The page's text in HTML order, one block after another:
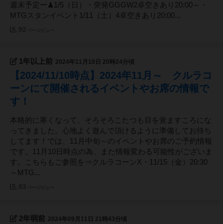
週末予定ー♟1/5（日）・突発GGGW2卓空きあり20:00～・
MTGスタンイベント1/11（土）4卓空きあり20:00...
1年以上前 2024年11月10日 20時24分頃
【2024/11/10時点】2024年11月～ クルラコ
ーンにて開催されるイベントやお席の情報で
す！
本格的に寒くなって、そろそろこたつも目を覚ますころにな
ってきました。心地よく遊んで頂けるように準備してお待ち
してます！では、11月中旬～のイベントやお席のご予約情報
です。11月10日時点の為、また情報変わる可能性がございま
す。こちらもご参照を⇒クルラコーンX・11/15（金）20:30
～MTG...
2年弱前 2024年09月11日 21時43分頃